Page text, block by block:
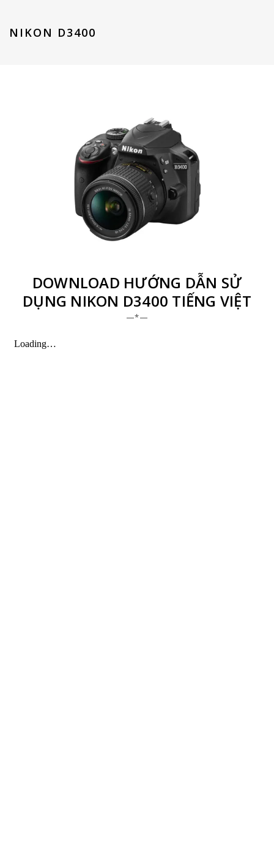
NIKON D3400
DOWNLOAD HƯỚNG DẪN SỬ
DỤNG NIKON D3400 TIẾNG VIỆT
—*—